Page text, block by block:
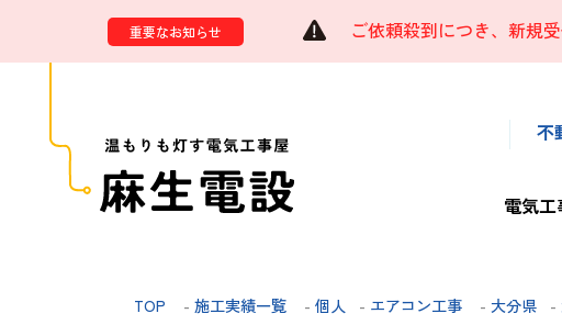
重要なお知らせ ご依頼殺到につき、新規
不
電気
TOP - 施工実績一覧 - 個人 - エアコン工事 - 大分県 -